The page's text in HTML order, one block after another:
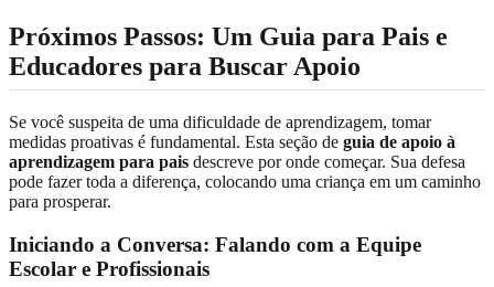
Próximos Passos: Um Guia para Pais e
Educadores para Buscar Apoio
Se você suspeita de uma dificuldade de aprendizagem, tomar
medidas proativas é fundamental. Esta seção de guia de apoio à
aprendizagem para pais descreve por onde começar. Sua defesa
pode fazer toda a diferença, colocando uma criança em um caminho
para prosperar.
Iniciando a Conversa: Falando com a Equipe
Escolar e Profissionais